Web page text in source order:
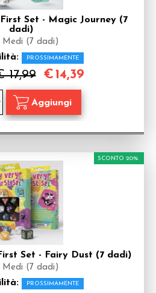
Set - Magic Journey (7
dadi)
Medi (7 dadi)
PROSSIMAMENTE
17,99 €14,39
Set - Fairy Dust (7 dadi)
Medi (7 dadi)
PROSSIMAMENTE
SCONTO 20%